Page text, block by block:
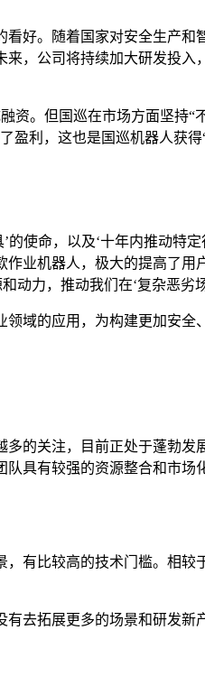
好。随着国家对安全生产和
，公司将持续加大研发投
资。但国巡在市场方面坚持
利，这也是国巡机器人获
使命，以及‘十年内推动特
业机器人，极大的提高了
力，推动我们在‘复杂恶劣
域的应用，为构建更加安全
的关注，目前正处于蓬勃
具有较强的资源整合和市
有比较高的技术门槛。相
去拓展更多的场景和研发